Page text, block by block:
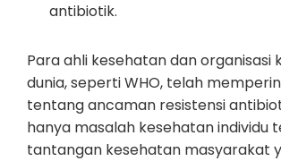
antibiotik.
Para ahli kesehatan dan organisasi
dunia, seperti WHO, telah
tentang ancaman resistensi
hanya masalah kesehatan individu
tantangan kesehatan masyarakat